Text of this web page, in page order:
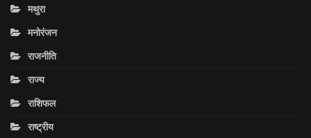
मथुरा
मनोरंजन
राजनीति
राज्य
राशिफल
राष्ट्रीय